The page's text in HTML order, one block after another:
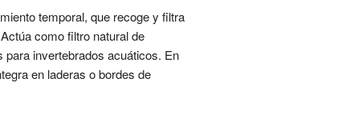
temporal, que recoge y filtra
como filtro natural de
invertebrados acuáticos. En
en laderas o bordes de